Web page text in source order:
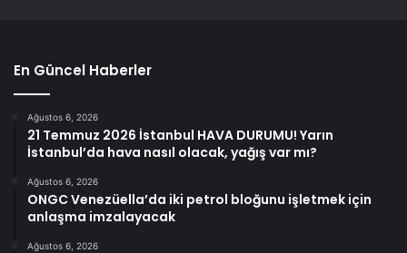
En Güncel Haberler
Ağustos 6, 2026
21 Temmuz 2026 İstanbul HAVA DURUMU! Yarın
İstanbul’da hava nasıl olacak, yağış var mı?
Ağustos 6, 2026
ONGC Venezüella’da iki petrol bloğunu işletmek için
anlaşma imzalayacak
Ağustos 6, 2026